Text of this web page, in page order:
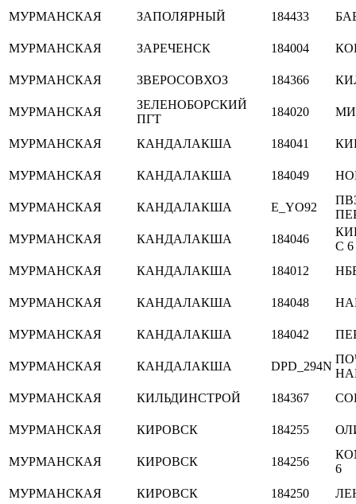
МУРМАНСКАЯ
ЗАПОЛЯРНЫЙ 184433
МУРМАНСКАЯ ЗАРЕЧЕНСК 184004
МУРМАНСКАЯ ЗВЕРОСОВХОЗ 184366
МУРМАНСКАЯ
ЗЕЛЕНОБОРСКИЙ
ПГТ
184020
МУРМАНСКАЯ КАНДАЛАКША 184041
МУРМАНСКАЯ КАНДАЛАКША 184049
МУРМАНСКАЯ КАНДАЛАКША E_YO92
МУРМАНСКАЯ
КАНДАЛАКША 184046
С 6
МУРМАНСКАЯ
КАНДАЛАКША 184012
МУРМАНСКАЯ КАНДАЛАКША 184048
МУРМАНСКАЯ КАНДАЛАКША 184042
МУРМАНСКАЯ КАНДАЛАКША DPD_294N
МУРМАНСКАЯ
КИЛЬДИНСТРОЙ 184367
МУРМАНСКАЯ КИРОВСК 184255
МУРМАНСКАЯ КИРОВСК 184256
6
МУРМАНСКАЯ
КИРОВСК 184250